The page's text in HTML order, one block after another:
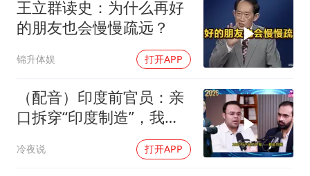
万岁山接盘烂尾恒大文旅城
刘伟任延安市委常委、市纪委书记
多所幼师院校开设养老专业
习近平心系体育强国建设
王立群读史：为什么再好
的朋友也会慢慢疏远？
锦升体娱 打开APP
（配音）印度前官员：亲
口拆穿“印度制造”，我们
只有组装能力，算不上真
正的工业制造
冷夜说 打开APP